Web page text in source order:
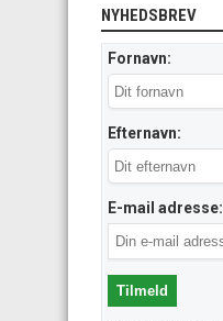
NYHEDSBREV
Fornavn:
Efternavn:
E-mail adresse: